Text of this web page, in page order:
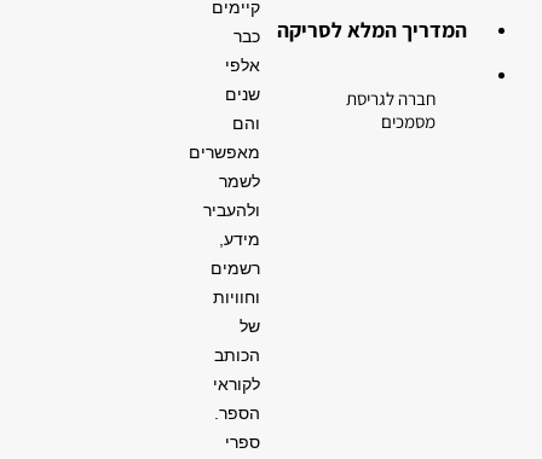
קיימים
כבר
אלפי
שנים
והם
מאפשרים
לשמר
ולהעביר
מידע,
רשמים
וחוויות
של
הכותב
לקוראי
הספר.
ספרי
המדריך המלא לסריקה
חברה לגריסת
מסמכים